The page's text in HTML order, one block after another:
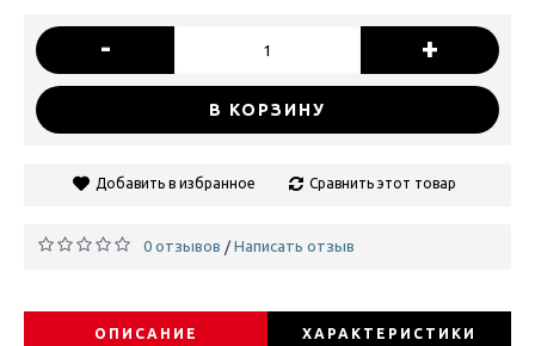
- +
В КОРЗИНУ
Добавить в избранное Сравнить этот товар
0 отзывов / Написать отзыв
ОПИСАНИЕ ХАРАКТЕРИСТИКИ